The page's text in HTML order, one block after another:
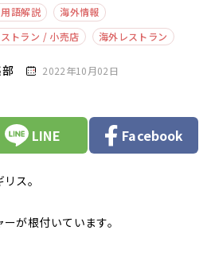
語解説
海外情報
トラン / 小売店 海外レストラン
2022年10月02日
LINE Facebook
ス。
が根付いています。